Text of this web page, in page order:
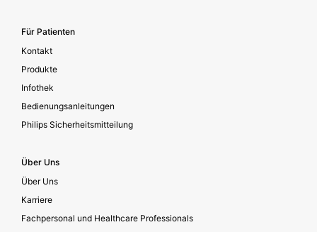
Für Patienten
Kontakt
Produkte
Infothek
Bedienungsanleitungen
Philips Sicherheitsmitteilung
Über Uns
Über Uns
Karriere
Fachpersonal und Healthcare Professionals